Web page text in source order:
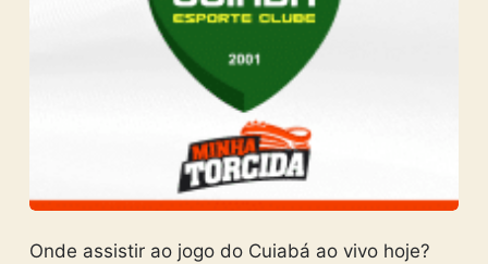
Onde assistir ao jogo do Cuiabá ao vivo hoje?